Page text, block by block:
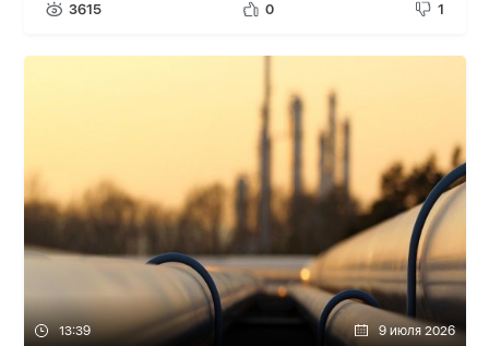
3615 0 1
13:39 9 июля 2026